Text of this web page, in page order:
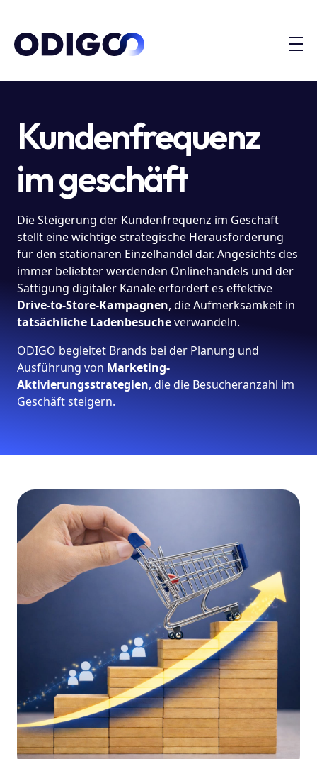
Kundenfrequenz
im geschäft
Die Steigerung der Kundenfrequenz im Geschäft
stellt eine wichtige strategische Herausforderung
für den stationären Einzelhandel dar. Angesichts des
immer beliebter werdenden Onlinehandels und der
Sättigung digitaler Kanäle erfordert es effektive
Drive-to-Store-Kampagnen, die Aufmerksamkeit in
tatsächliche Ladenbesucheverwandeln.
ODIGO begleitet Brands bei der Planung und
Ausführung von Marketing-
Aktivierungsstrategien, die die Besucheranzahl im
Geschäft steigern.